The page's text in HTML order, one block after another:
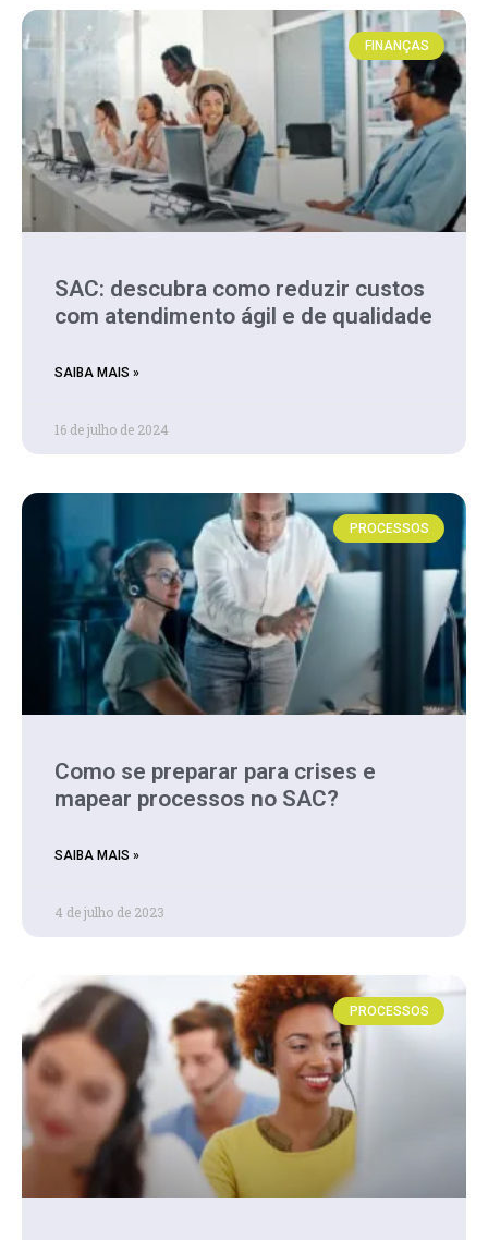
FINANÇAS
SAC: descubra como reduzir custos
com atendimento ágil e de qualidade
SAIBA MAIS »
16 de julho de 2024
PROCESSOS
Como se preparar para crises e
mapear processos no SAC?
SAIBA MAIS »
4 de julho de 2023
PROCESSOS